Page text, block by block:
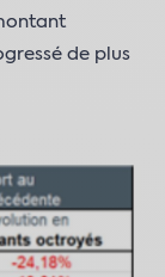
de plus